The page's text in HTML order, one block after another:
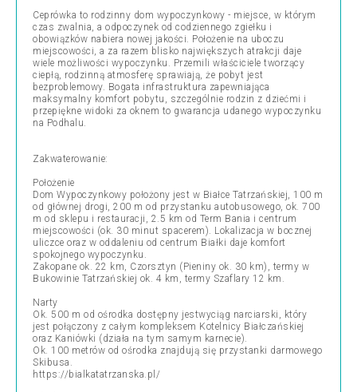
Ceprówka to rodzinny dom wypoczynkowy - miejsce, w którym
czas zwalnia, a odpoczynek od codziennego zgiełku i
obowiązków nabiera nowej jakości. Położenie na uboczu
miejscowości, a za razem blisko największych atrakcji daje
wiele możliwości wypoczynku. Przemili właściciele tworzący
ciepłą, rodzinną atmosferę sprawiają, że pobyt jest
bezproblemowy. Bogata infrastruktura zapewniająca
maksymalny komfort pobytu, szczególnie rodzin z dziećmi i
przepiękne widoki za oknem to gwarancja udanego wypoczynku
na Podhalu.
Zakwaterowanie:
Położenie
Dom Wypoczynkowy położony jest w Białce Tatrzańskiej, 100 m
od głównej drogi, 200 m od przystanku autobusowego, ok. 700
m od sklepu i restauracji, 2.5 km od Term Bania i centrum
miejscowości (ok. 30 minut spacerem). Lokalizacja w bocznej
uliczce oraz w oddaleniu od centrum Białki daje komfort
spokojnego wypoczynku.
Zakopane ok. 22 km, Czorsztyn (Pieniny ok. 30 km), termy w
Bukowinie Tatrzańskiej ok. 4 km, termy Szaflary 12 km.
Narty
Ok. 500 m od ośrodka dostępny jestwyciąg narciarski, który
jest połączony z całym kompleksem Kotelnicy Białczańskiej
oraz Kaniówki (działa na tym samym karnecie).
Ok. 100 metrów od ośrodka znajdują się przystanki darmowego
Skibusa.
https://bialkatatrzanska.pl/